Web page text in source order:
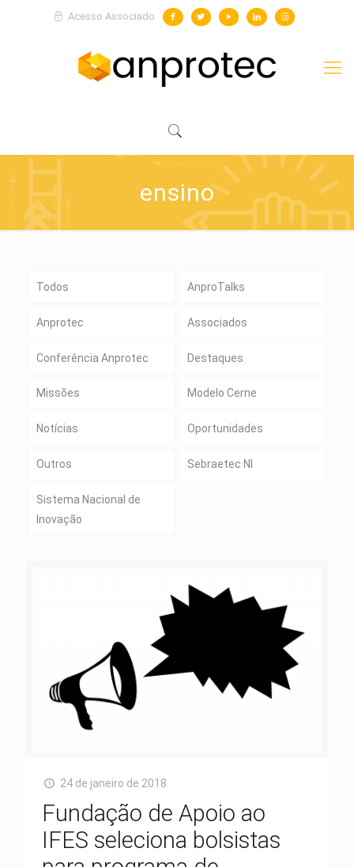
Acesso Associado
ensino
Todos AnproTalks
Anprotec Associados
Conferência Anprotec Destaques
Missões Modelo Cerne
Notícias Oportunidades
Outros Sebraetec NI
Sistema Nacional de
Inovação
24 de janeiro de 2018
Fundação de Apoio ao
IFES seleciona bolsistas